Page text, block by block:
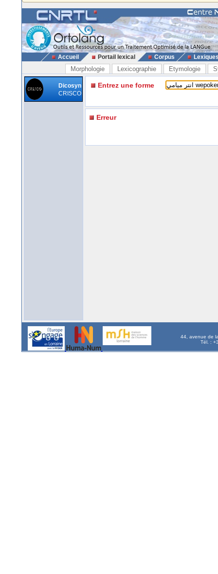
Accueil Portail lexical Corpus
Morphologie Lexicographie Etymologie
Dicosyn
CRISCO
Entrez une forme
Erreur
44, avenue de
Tél. :